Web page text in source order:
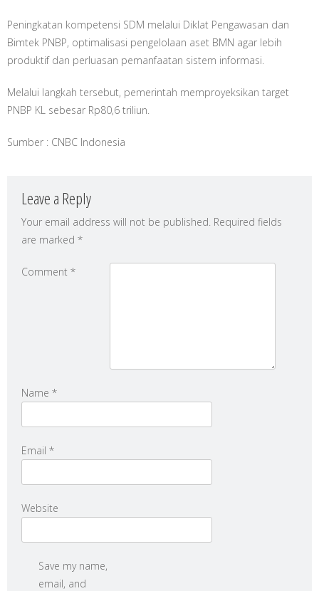
Peningkatan kompetensi SDM melalui Diklat Pengawasan dan
Bimtek PNBP, optimalisasi pengelolaan aset BMN agar lebih
produktif dan perluasan pemanfaatan sistem informasi.
Melalui langkah tersebut, pemerintah memproyeksikan target
PNBP KL sebesar Rp80,6 triliun.
Sumber : CNBC Indonesia
Leave a Reply
Your email address will not be published. Required fields
are marked *
Comment *
Name *
Email *
Website
Save my name,
email, and